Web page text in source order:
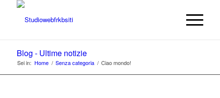
Blog - Ultime notizie
Sei in: Home / Senza categoria / Ciao mondo!